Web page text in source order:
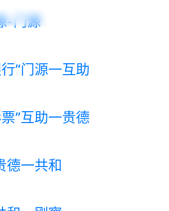
-门源
”门源一互助
”互助一贵德
德一共和